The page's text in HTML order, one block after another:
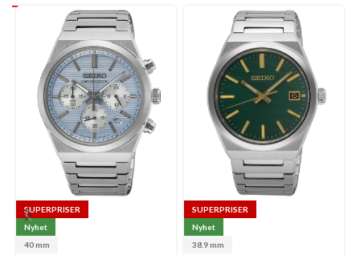
SUPERPRISER
Nyhet
40 mm
SUPERPRISER
Nyhet
38.9 mm